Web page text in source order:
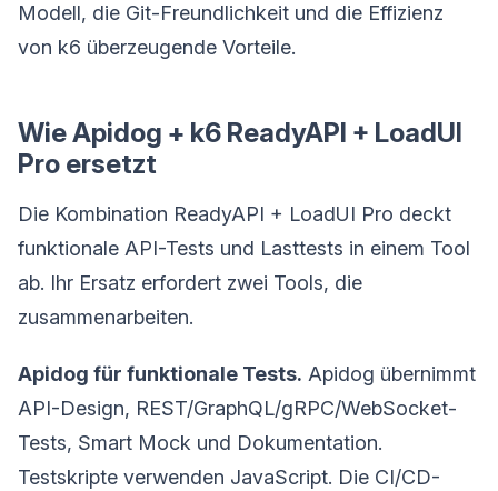
Modell, die Git-Freundlichkeit und die Effizienz
von k6 überzeugende Vorteile.
Wie Apidog + k6 ReadyAPI + LoadUI
Pro ersetzt
Die Kombination ReadyAPI + LoadUI Pro deckt
funktionale API-Tests und Lasttests in einem Tool
ab. Ihr Ersatz erfordert zwei Tools, die
zusammenarbeiten.
Apidog für funktionale Tests. Apidog übernimmt
API-Design, REST/GraphQL/gRPC/WebSocket-
Tests, Smart Mock und Dokumentation.
Testskripte verwenden JavaScript. Die CI/CD-